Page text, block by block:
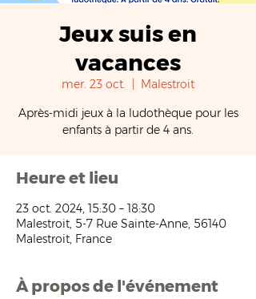
Jeux suis en
vacances
mer. 23 oct.
Malestroit
Après-midi jeux à la ludothèque pour les
enfants à partir de 4 ans.
Heure et lieu
23 oct. 2024, 15:30 – 18:30
Malestroit, 5-7 Rue Sainte-Anne, 56140
Malestroit, France
À propos de l'événement